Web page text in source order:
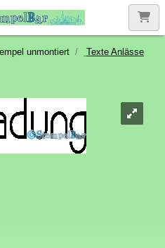
unmontiert Texte Anlässe